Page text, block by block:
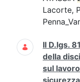
Lacorte,
Il D.lgs.
della
sul